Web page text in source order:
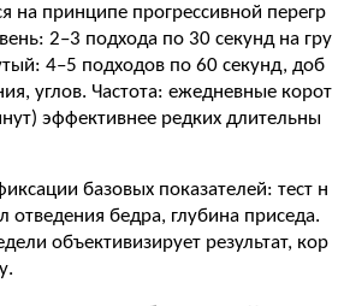
на принципе прогрессивной перегр
2–3 подхода по 30 секунд на гру
4–5 подходов по 60 секунд, доб
углов. Частота: ежедневные корот
эффективнее редких длительны
базовых показателей: тест н
отведения бедра, глубина приседа.
объективизирует результат, кор